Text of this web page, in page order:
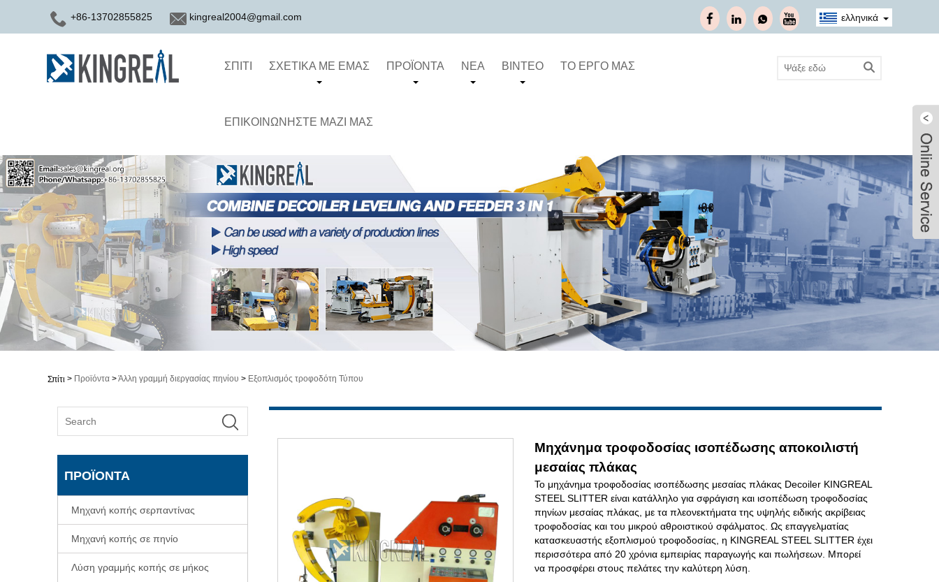
+86-13702855825 kingreal2004@gmail.com ελληνικά
ΣΠΊΤΙ ΣΧΕΤΙΚΆ ΜΕ ΕΜΆΣ ΠΡΟΪΌΝΤΑ ΝΈΑ ΒΊΝΤΕΟ ΤΟ ΈΡΓΟ ΜΑΣ
ΕΠΙΚΟΙΝΩΝΉΣΤΕ ΜΑΖΊ ΜΑΣ
Σπίτι > Προϊόντα >Άλλη γραμμή διεργασίας πηνίου > Εξοπλισμός τροφοδότη Τύπου
ΠΡΟΪΌΝΤΑ
Μηχανή κοπής σερπαντίνας
Μηχανή κοπής σε πηνίο
Λύση γραμμής κοπής σε μήκος
Μηχάνημα τροφοδοσίας ισοπέδωσης αποκοιλιστή
μεσαίας πλάκας
Το μηχάνημα τροφοδοσίας ισοπέδωσης μεσαίας πλάκας Decoiler KINGREAL
STEEL SLITTER είναι κατάλληλο για σφράγιση και ισοπέδωση τροφοδοσίας
πηνίων μεσαίας πλάκας, με τα πλεονεκτήματα της υψηλής ειδικής ακρίβειας
τροφοδοσίας και του μικρού αθροιστικού σφάλματος. Ως επαγγελματίας
κατασκευαστής εξοπλισμού τροφοδοσίας, η KINGREAL STEEL SLITTER έχει
περισσότερα από 20 χρόνια εμπειρίας παραγωγής και πωλήσεων. Μπορεί
να προσφέρει στους πελάτες την καλύτερη λύση.